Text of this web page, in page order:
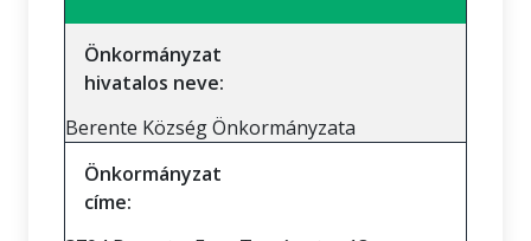
Önkormányzat
hivatalos neve:
Berente Község Önkormányzata
Önkormányzat
címe: